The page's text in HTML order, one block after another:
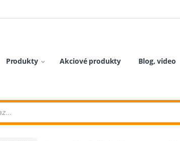
Produkty Akciové produkty Blog, video